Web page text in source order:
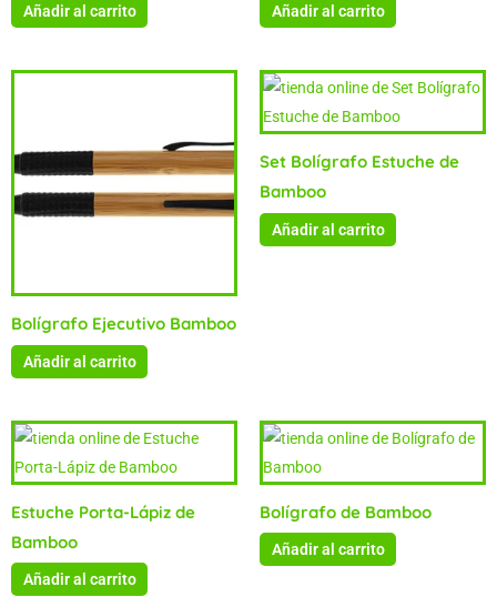
Añadir al carrito Añadir al carrito
Bolígrafo Ejecutivo Bamboo
Añadir al carrito
Set Bolígrafo Estuche de
Bamboo
Añadir al carrito
Estuche Porta-Lápiz de
Bamboo
Añadir al carrito
Bolígrafo de Bamboo
Añadir al carrito